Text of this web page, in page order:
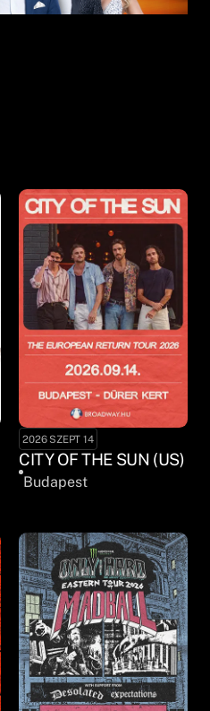
2026 SZEPT 14
CITY OF THE SUN (US)
Budapest